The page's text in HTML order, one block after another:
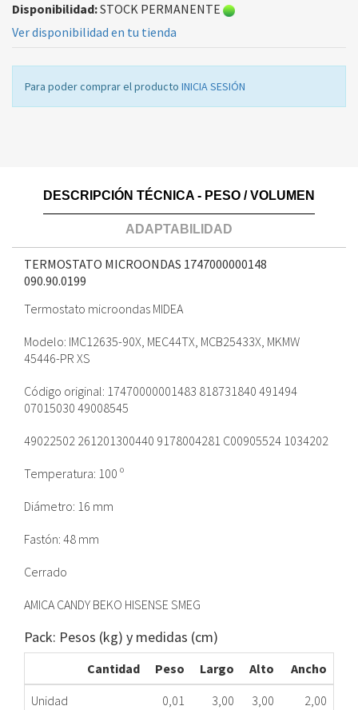
Disponibilidad:STOCK PERMANENTE
Ver disponibilidad en tu tienda
Para poder comprar el producto INICIA SESIÓN
DESCRIPCIÓN TÉCNICA - PESO / VOLUMEN
ADAPTABILIDAD
TERMOSTATO MICROONDAS 1747000000148
090.90.0199
Termostato microondas MIDEA
Modelo: IMC12635-90X, MEC44TX, MCB25433X, MKMW
45446-PR XS
Código original: 17470000001483 818731840 491494
07015030 49008545
49022502 261201300440 9178004281 C00905524 1034202
Temperatura: 100 º
Diámetro: 16 mm
Fastón: 48 mm
Cerrado
AMICA CANDY BEKO HISENSE SMEG
Pack: Pesos (kg) y medidas (cm)
Cantidad Peso Largo Alto
Ancho
Unidad
0,01 3,00 3,00
2,00